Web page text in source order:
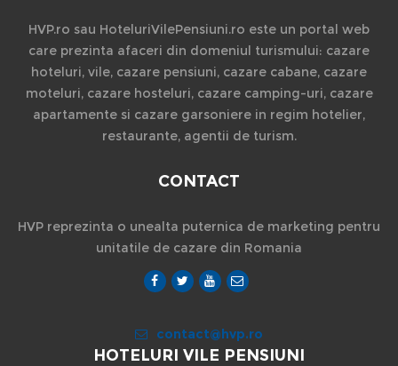
HVP.ro sau HoteluriVilePensiuni.ro este un portal web
care prezinta afaceri din domeniul turismului: cazare
hoteluri, vile, cazare pensiuni, cazare cabane, cazare
moteluri, cazare hosteluri, cazare camping-uri, cazare
apartamente si cazare garsoniere in regim hotelier,
restaurante, agentii de turism.
CONTACT
HVP reprezinta o unealta puternica de marketing pentru
unitatile de cazare din Romania
contact@hvp.ro
HOTELURI VILE PENSIUNI